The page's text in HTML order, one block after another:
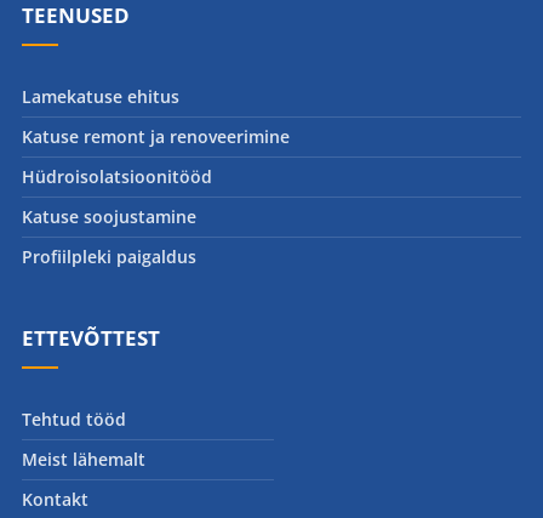
TEENUSED
Lamekatuse ehitus
Katuse remont ja renoveerimine
Hüdroisolatsioonitööd
Katuse soojustamine
Profiilpleki paigaldus
ETTEVÕTTEST
Tehtud tööd
Meist lähemalt
Kontakt